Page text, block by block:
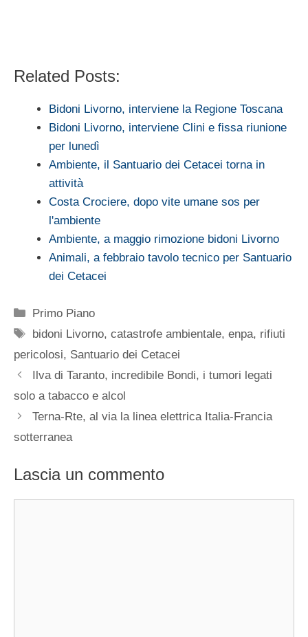
Related Posts:
Bidoni Livorno, interviene la Regione Toscana
Bidoni Livorno, interviene Clini e fissa riunione
per lunedì
Ambiente, il Santuario dei Cetacei torna in
attività
Costa Crociere, dopo vite umane sos per
l'ambiente
Ambiente, a maggio rimozione bidoni Livorno
Animali, a febbraio tavolo tecnico per Santuario
dei Cetacei
Categorie
Primo Piano
Tag
bidoni Livorno,catastrofe ambientale,enpa, rifiuti
pericolosi, Santuario dei Cetacei
Ilva di Taranto, incredibile Bondi, i tumori legati
solo a tabacco e alcol
Terna-Rte, al via la linea elettrica Italia-Francia
sotterranea
Lascia un commento